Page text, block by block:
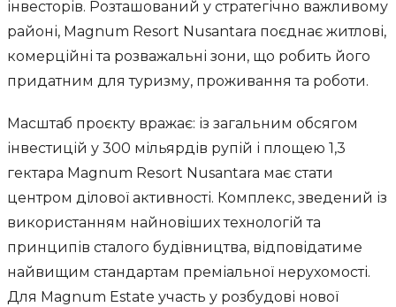
інвесторів. Розташований у стратегічно важливому
районі, Magnum Resort Nusantara поєднає житлові,
комерційні та розважальні зони, що робить його
придатним для туризму, проживання та роботи.
Масштаб проєкту вражає: із загальним обсягом
інвестицій у 300 мільярдів рупій і площею 1,3
гектара Magnum Resort Nusantara має стати
центром ділової активності. Комплекс, зведений із
використанням найновіших технологій та
принципів сталого будівництва, відповідатиме
найвищим стандартам преміальної нерухомості.
Для Magnum Estate участь у розбудові нової